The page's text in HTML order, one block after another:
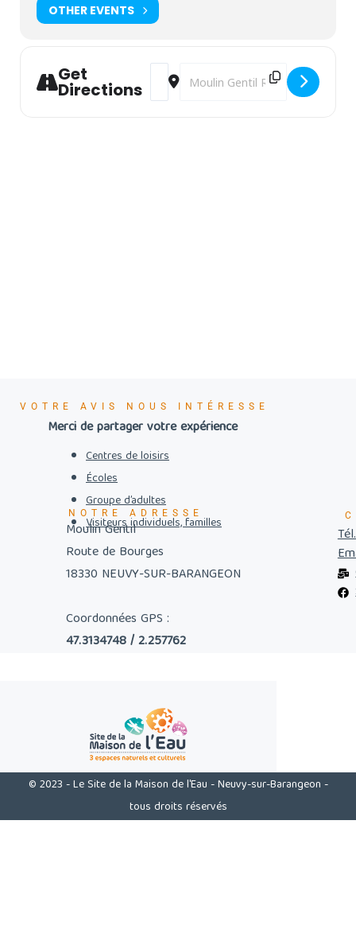
OTHER EVENTS
Get
Directions
Address - Fabrique ton jeu de l'oie
Destination Address - Fabrique
VOTRE AVIS NOUS INTÉRESSE
Merci de partager votre expérience
Centres de loisirs
Écoles
Groupe d’adultes
Visiteurs individuels, familles
NOTRE ADRESSE
Moulin Gentil
Route de Bourges
18330 NEUVY-SUR-BARANGEON
Coordonnées GPS :
47.3134748 / 2.257762
© 2023 - Le Site de la Maison de l'Eau - Neuvy-sur-Barangeon -
tous droits réservés